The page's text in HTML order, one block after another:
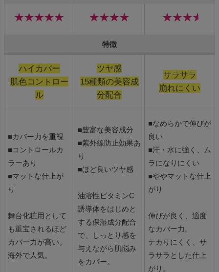
特徴
ハイカバー
肌色コントロー
ル
ツヤ感
15種類の美容成
分配合
サラサラ
崩れにくい
■カバー力を重視
■コントロールカ
ラーあり
■マットな仕上が
り
舞台化粧用として
も重宝されるほど
カバー力が高い。
海外で人気。
■豊富な美容成分
■紫外線防止効果あ
り
■ほど良いツヤ感
油溶性ビタミンC
誘導体をはじめと
する保湿成分配合
で、しっとり感を
与えながら肌悩み
をカバー。
■なめらかで伸びが
良い
■汗・水に強く、ム
ラになりにくい
■ややマットな仕上
がり
伸びが良く、適度
なカバー力。
テカりにくく、サ
ラサラとした仕上
がり。